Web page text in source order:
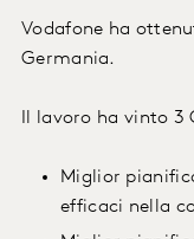
Vodafone ha
Germania.
Il lavoro ha vinto 3
Miglior
efficaci nella